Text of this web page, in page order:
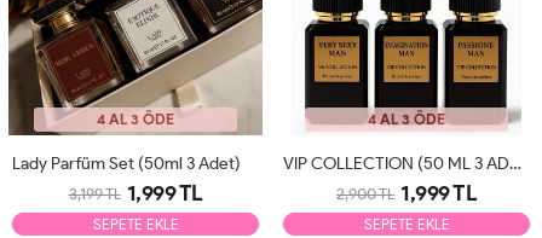
4 AL 3 ÖDE
Lady Parfüm Set (50ml 3 Adet)
3,199 TL 1,999 TL
SEPETE EKLE
4 AL 3 ÖDE
VIP COLLECTION (50 ML 3 ADET)
2,900 TL 1,999 TL
SEPETE EKLE